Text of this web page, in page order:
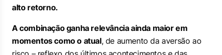
alto retorno.
A combinação ganha relevância ainda maior em
momentos como o atual, de aumento da aversão ao